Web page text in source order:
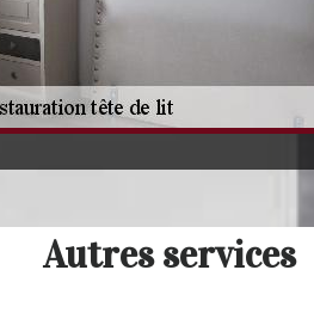
Autres services